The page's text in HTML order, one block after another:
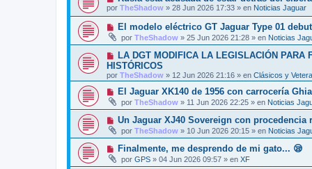
e
s
a
e
m
e
s
a
e
u
e
v
o
m
e
s
a
j
e
por TheShadow » 28 Jun 2026 17:33 » en Noticias Jaguar
N
e
v
o
m
e
n
a
j
e
El modelo eléctrico GT Jaguar Type 01
por TheShadow » 25 Jun 2026 21:28 » en Noticias
N
u
e
v
o
m
e
n
s
a
j
e
LA DGT MODIFICA LA LEGISLACIÓN PARA
HISTÓRICOS
por TheShadow » 12 Jun 2026 21:16 » en Clásicos y
N
e
v
o
m
e
s
a
El Jaguar XK140 de 1956 con carrocería
por TheShadow » 11 Jun 2026 22:25 » en Noticias
N
e
v
o
m
Un Jaguar XJ40 Sovereign con procedencia
por TheShadow » 10 Jun 2026 20:15 » en Noticias
N
e
Finalmente, me desprendo de mi gato... 😪
por GPS » 04 Jun 2026 09:57 » en XF